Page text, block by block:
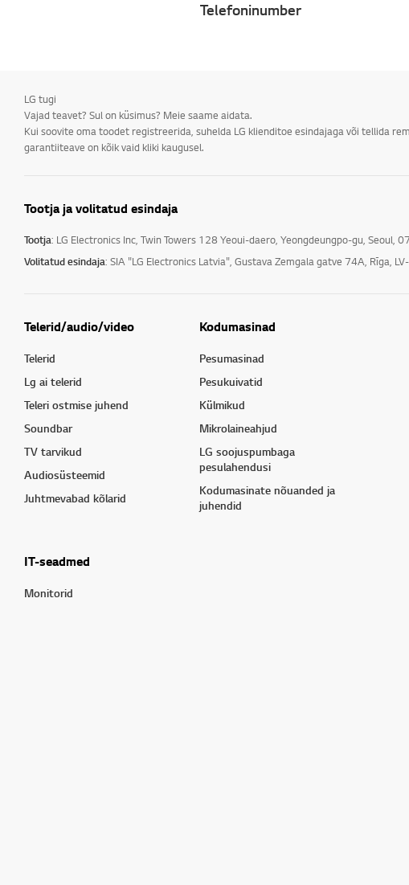
Telefoninumber
LG tugi
Vajad teavet? Sul on küsimus? Meie saame aidata.
Kui soovite oma toodet registreerida, suhelda LG klienditoe esindajaga või tellida
garantiiteave on kõik vaid kliki kaugusel.
Tootja ja volitatud esindaja
Tootja: LG Electronics Inc, Twin Towers 128 Yeoui-daero, Yeongdeungpo-gu, Seoul,
Volitatud esindaja: SIA "LG Electronics Latvia", Gustava Zemgala gatve 74A, Rīga,
Telerid/audio/video
Telerid
Lg ai telerid
Teleri ostmise juhend
Soundbar
TV tarvikud
Audiosüsteemid
Juhtmevabad kõlarid
Kodumasinad
Pesumasinad
Pesukuivatid
Külmikud
Mikrolaineahjud
LG soojuspumbaga
pesulahendusi
Kodumasinate nõuanded ja
juhendid
IT-seadmed
Monitorid